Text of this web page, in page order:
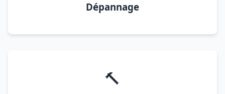
Dépannage
🔨